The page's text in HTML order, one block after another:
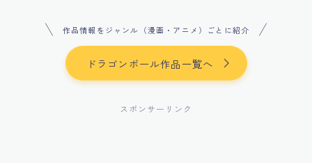
作品情報をジャンル（漫画・アニメ）ごとに紹介
ドラゴンボール作品一覧へ
スポンサーリンク